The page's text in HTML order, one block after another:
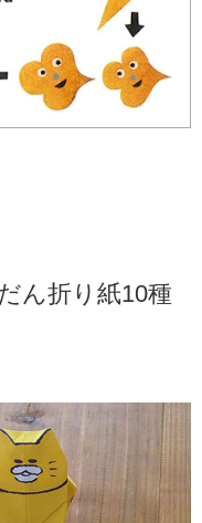
ん折り紙10種